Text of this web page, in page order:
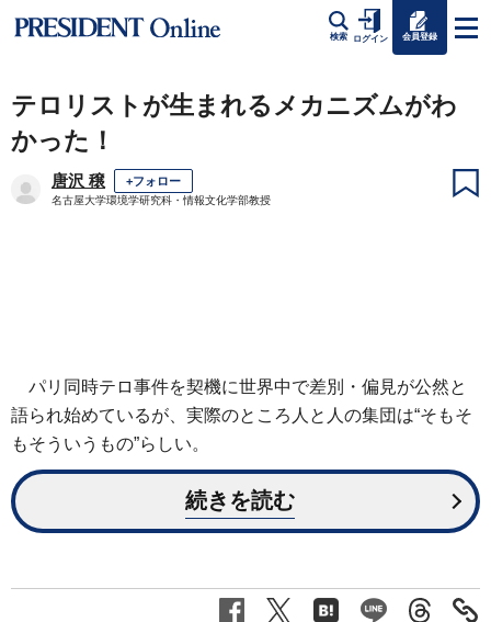
検索 ログイン 会員登録
テロリストが生まれるメカニズムがわ
かった！
唐沢 穣 +フォロー
名古屋大学環境学研究科・情報文化学部教授
パリ同時テロ事件を契機に世界中で差別・偏見が公然と
語られ始めているが、実際のところ人と人の集団は“そもそ
もそういうもの”らしい。
続きを読む